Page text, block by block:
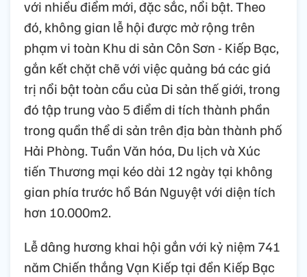
với nhiều điểm mới, đặc sắc, nổi bật. Theo
đó, không gian lễ hội được mở rộng trên
phạm vi toàn Khu di sản Côn Sơn - Kiếp Bạc,
gắn kết chặt chẽ với việc quảng bá các giá
trị nổi bật toàn cầu của Di sản thế giới, trong
đó tập trung vào 5 điểm di tích thành phần
trong quần thể di sản trên địa bàn thành phố
Hải Phòng. Tuần Văn hóa, Du lịch và Xúc
tiến Thương mại kéo dài 12 ngày tại không
gian phía trước hồ Bán Nguyệt với diện tích
hơn 10.000m2.
Lễ dâng hương khai hội gắn với kỷ niệm 741
năm Chiến thắng Vạn Kiếp tại đền Kiếp Bạc